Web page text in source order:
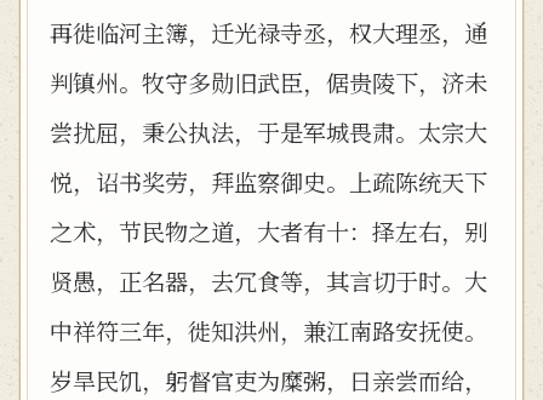
再徙临河主簿，迁光禄寺丞，权大理丞，通
判镇州。牧守多勋旧武臣，倨贵陵下，济未
尝扰屈，秉公执法，于是军城畏肃。太宗大
悦，诏书奖劳，拜监察御史。上疏陈统天下
之术，节民物之道，大者有十：择左右，别
贤愚，正名器，去冗食等，其言切于时。大
中祥符三年，徙知洪州，兼江南路安抚使。
岁旱民饥，躬督官吏为糜粥，日亲尝而给，